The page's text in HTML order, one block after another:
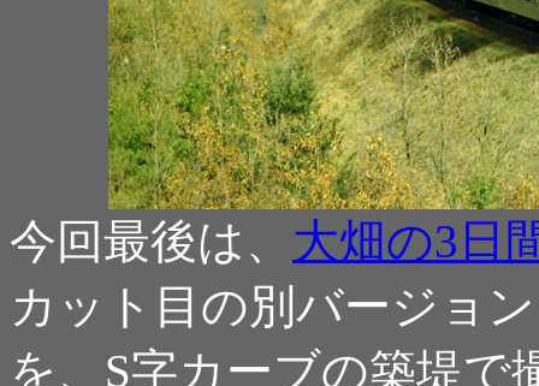
今回最後は、 大畑の3日
カット目の別バージョ
を、S字カーブの築堤